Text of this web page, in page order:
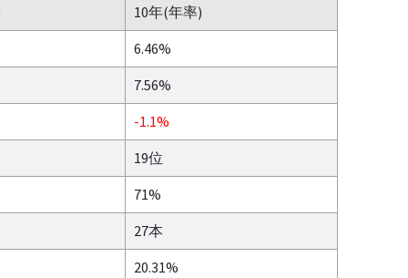
10年(年率)
6.46%
7.56%
-1.1%
19位
71%
27本
20.31%